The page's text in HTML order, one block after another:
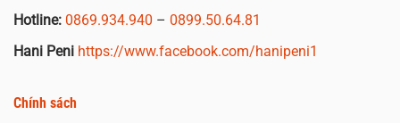
Hotline: 0869.934.940 – 0899.50.64.81
Hani Peni https://www.facebook.com/hanipeni1
Chính sách